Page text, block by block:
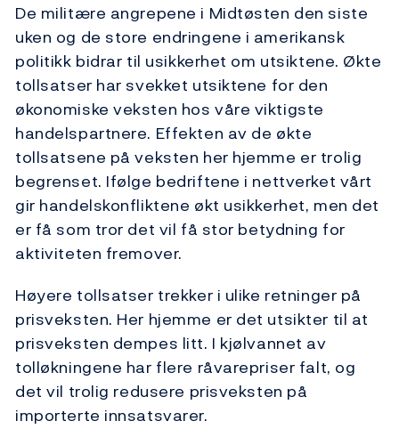
De militære angrepene i Midtøsten den siste
uken og de store endringene i amerikansk
politikk bidrar til usikkerhet om utsiktene. Økte
tollsatser har svekket utsiktene for den
økonomiske veksten hos våre viktigste
handelspartnere. Effekten av de økte
tollsatsene på veksten her hjemme er trolig
begrenset. Ifølge bedriftene i nettverket vårt
gir handelskonfliktene økt usikkerhet, men det
er få som tror det vil få stor betydning for
aktiviteten fremover.
Høyere tollsatser trekker i ulike retninger på
prisveksten. Her hjemme er det utsikter til at
prisveksten dempes litt. I kjølvannet av
tolløkningene har flere råvarepriser falt, og
det vil trolig redusere prisveksten på
importerte innsatsvarer.